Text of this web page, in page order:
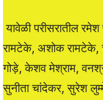
यावेळी परीसरातील
रामटेके, अशोक रामटेके,
गोड़े, केशव मेश्राम,
सुनीता चांदेकर, सुरेश